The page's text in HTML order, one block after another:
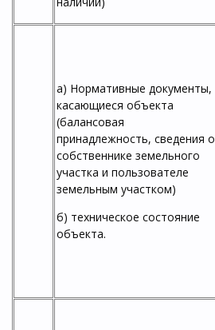
а) Нормативные документы,
касающиеся объекта
(балансовая
принадлежность, сведения о
собственнике земельного
участка и пользователе
земельным участком)
б) техническое состояние
объекта.